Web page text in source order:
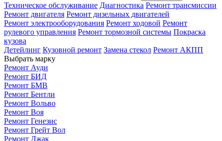
Техническое обслуживание Диагностика Ремонт трансмиссии
Ремонт двигателя Ремонт дизельных двигателей
Ремонт электрооборудования Ремонт ходовой Ремонт
рулевого управления Ремонт тормозной системы Покраска
кузова
Детейлинг Кузовной ремонт Замена стекол Ремонт АКПП
Выбрать марку
Ремонт Ауди
Ремонт БИД
Ремонт БМВ
Ремонт Бентли
Ремонт Вольво
Ремонт Воя
Ремонт Генезис
Ремонт Грейт Вол
Ремонт Джак